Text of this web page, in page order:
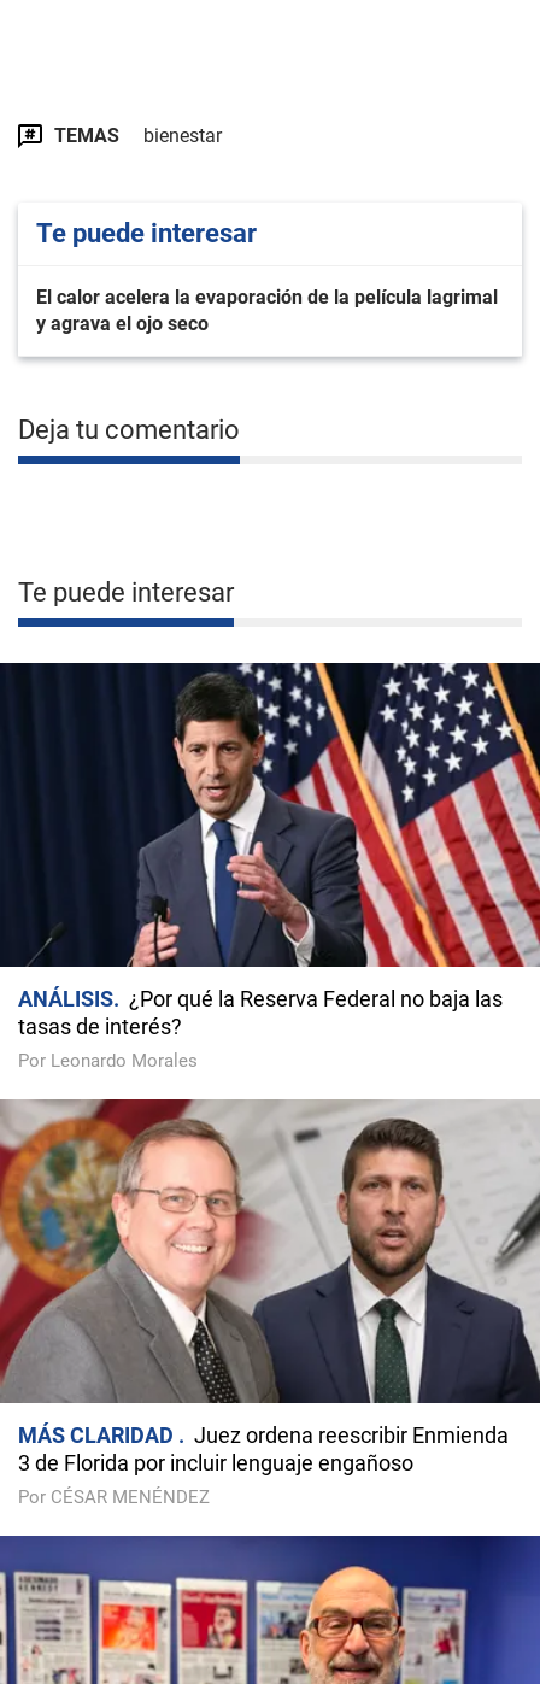
TEMAS bienestar
Te puede interesar
El calor acelera la evaporación de la película lagrimal
y agrava el ojo seco
Deja tu comentario
Te puede interesar
ANÁLISIS
¿Por qué la Reserva Federal no baja las
tasas de interés?
Por Leonardo Morales
MÁS CLARIDAD
Juez ordena reescribir Enmienda
3 de Florida por incluir lenguaje engañoso
Por CÉSAR MENÉNDEZ